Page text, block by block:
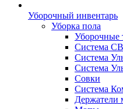
Уборочный инвентарь
Уборка пола
Уборочные
Система
Система
Система
Совки
Система
Держатели